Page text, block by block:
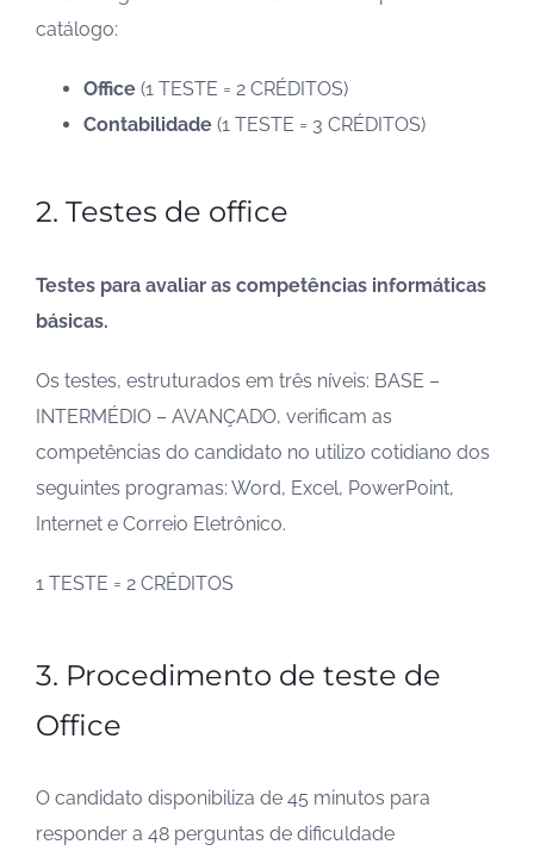
catálogo:
Office(1 TESTE = 2 CRÉDITOS)
Contabilidade(1 TESTE = 3 CRÉDITOS)
2. Testes de office
Testes para avaliar as competências informáticas
básicas.
Os testes, estruturados em três níveis: BASE –
INTERMÉDIO – AVANÇADO, verificam as
competências do candidato no utilizo cotidiano dos
seguintes programas: Word, Excel, PowerPoint,
Internet e Correio Eletrônico.
1 TESTE = 2 CRÉDITOS
3. Procedimento de teste de
Office
O candidato disponibiliza de 45 minutos para
responder a 48 perguntas de dificuldade